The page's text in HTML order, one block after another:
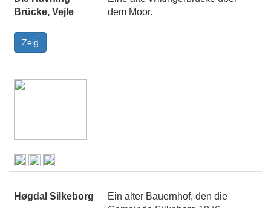
Brücke, Vejle
dem Moor.
Høgdal Silkeborg
Ein alter Bauernhof, den die